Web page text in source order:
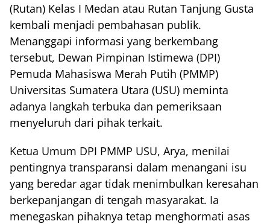
(Rutan) Kelas I Medan atau Rutan Tanjung Gusta
kembali menjadi pembahasan publik.
Menanggapi informasi yang berkembang
tersebut, Dewan Pimpinan Istimewa (DPI)
Pemuda Mahasiswa Merah Putih (PMMP)
Universitas Sumatera Utara (USU) meminta
adanya langkah terbuka dan pemeriksaan
menyeluruh dari pihak terkait.
Ketua Umum DPI PMMP USU, Arya, menilai
pentingnya transparansi dalam menangani isu
yang beredar agar tidak menimbulkan keresahan
berkepanjangan di tengah masyarakat. Ia
menegaskan pihaknya tetap menghormati asas